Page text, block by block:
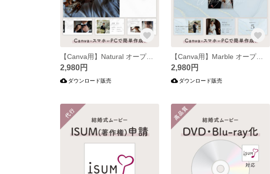
【Canva用】Natural オープニングムービー
2,980円
ダウンロード販売
【Canva用】Marble オープニングムービー
2,980円
ダウンロード販売